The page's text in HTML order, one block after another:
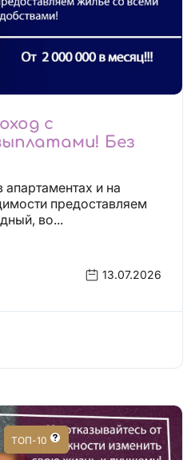
с
Без
и на
во...
13.07.2026
ТОП-10